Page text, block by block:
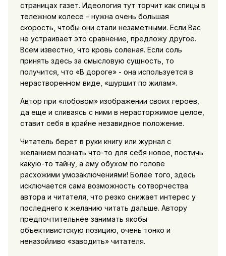
страницах газет. Идеология тут торчит как спицы в
тележном колесе – нужна очень большая
скорость, чтобы они стали незаметными. Если Вас
не устраивает это сравнение, предложу другое.
Всем известно, что кровь соленая. Если соль
принять здесь за смысловую сущность, то
получится, что «В дороге» - она используется в
нерастворенном виде, «шуршит по жилам».
Автор при «лобовом» изображении своих героев,
да еще и сливаясь с ними в нерасторжимое целое,
ставит себя в крайне незавидное положение.
Читатель берет в руки книгу или журнал с
желанием познать что-то для себя новое, постичь
какую-то тайну, а ему обухом по голове
расхожими умозаключениями! Более того, здесь
исключается сама возможность сотворчества
автора и читателя, что резко снижает интерес у
последнего к желанию читать дальше. Автору
предпочтительнее занимать якобы
объективистскую позицию, очень тонко и
неназойливо «заводить» читателя.